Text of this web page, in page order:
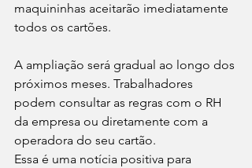
maquininhas aceitarão imediatamente
todos os cartões.
A ampliação será gradual ao longo dos
próximos meses. Trabalhadores
podem consultar as regras com o RH
da empresa ou diretamente com a
operadora do seu cartão.
Essa é uma notícia positiva para